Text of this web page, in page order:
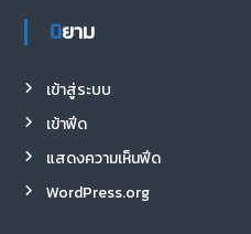
นิยาม
เข้าสู่ระบบ
เข้าฟีด
แสดงความเห็นฟีด
WordPress.org